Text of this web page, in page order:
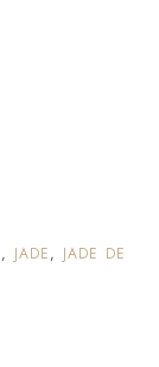
, JADE, JADE DE